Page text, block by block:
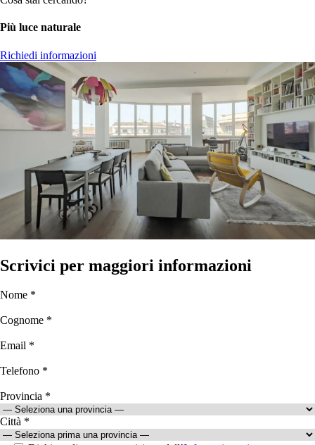
Più luce naturale
Richiedi informazioni
Scrivici per maggiori informazioni
Nome *
Cognome *
Email *
Telefono *
Provincia *
Città *